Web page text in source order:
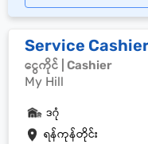
Service
ငွေကိုင် | Cashier
My Hill
ရန်ကုန်တိုင်း
ဒဂုံ